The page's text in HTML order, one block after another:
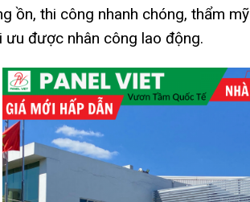
ồn, thi công nhanh chóng, thẩm
ưu được nhân công lao động.